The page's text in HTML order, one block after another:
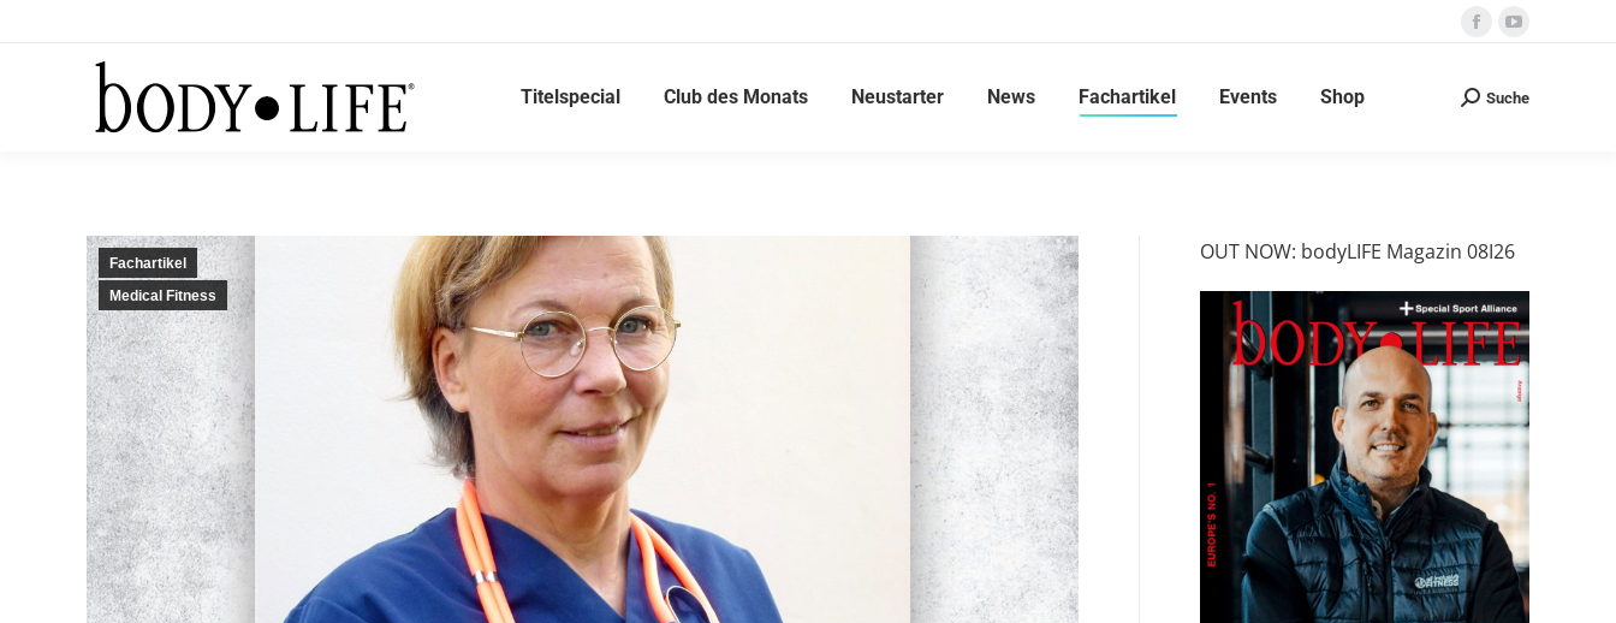
Facebook
opens
YouTube
opens
Titelspecial Club des Monats Neustarter News Fachartikel Events Shop Search:
Suche
Fachartikel
Medical Fitness
OUT NOW: bodyLIFE Magazin 08I26